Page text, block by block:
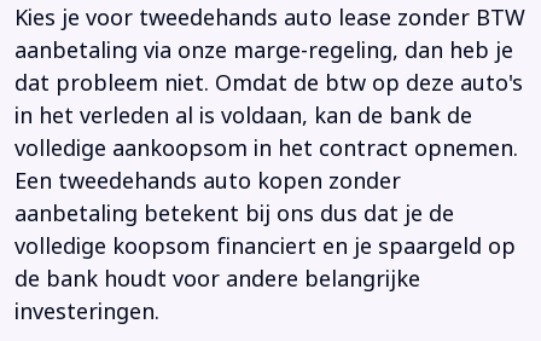
Kies je voor tweedehands auto lease zonder BTW
aanbetaling via onze marge-regeling, dan heb je
dat probleem niet. Omdat de btw op deze auto's
in het verleden al is voldaan, kan de bank de
volledige aankoopsom in het contract opnemen.
Een tweedehands auto kopen zonder
aanbetaling betekent bij ons dus dat je de
volledige koopsom financiert en je spaargeld op
de bank houdt voor andere belangrijke
investeringen.